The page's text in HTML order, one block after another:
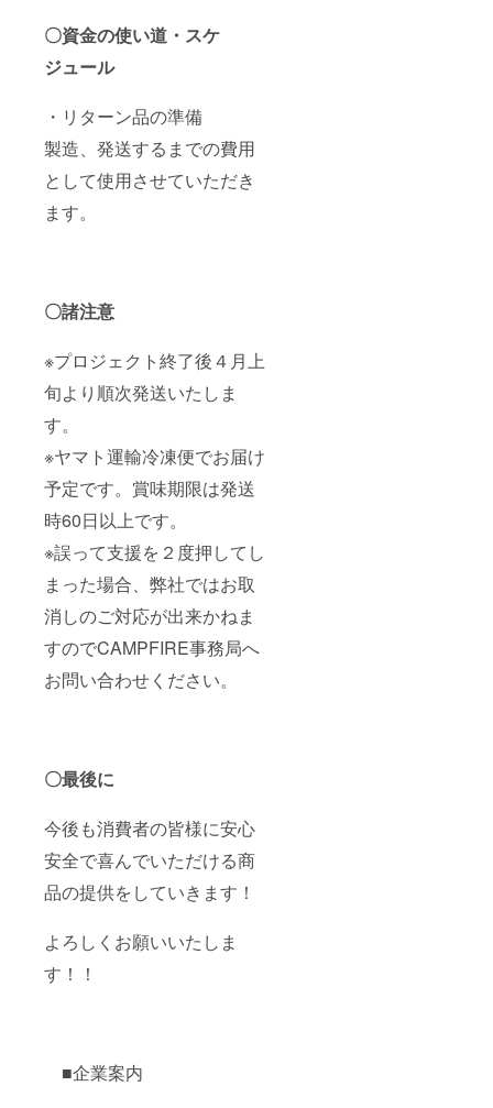
〇資金の使い道・スケ
ジュール
・リターン品の準備
製造、発送するまでの費用
として使用させていただき
ます。
〇諸注意
※プロジェクト終了後４月上
旬より順次発送いたしま
す。
※ヤマト運輸冷凍便でお届け
予定です。賞味期限は発送
時60日以上です。
※誤って支援を２度押してし
まった場合、弊社ではお取
消しのご対応が出来かねま
すのでCAMPFIRE事務局へ
お問い合わせください。
〇最後に
今後も消費者の皆様に安心
安全で喜んでいただける商
品の提供をしていきます！
よろしくお願いいたしま
す！！
■企業案内